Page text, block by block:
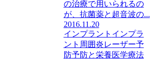
の治療で用いられるの
が、抗菌薬と超音波の...
2016.11.20
インプラント インプラ
ント周囲炎レーザー予
防予防と栄養医学療法